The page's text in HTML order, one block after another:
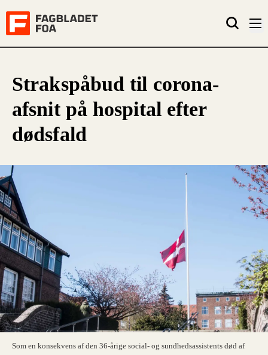
Strakspåbud til corona-
afsnit på hospital efter
dødsfald
Som en konsekvens af den 36-årige social- og sundhedsassistents død af